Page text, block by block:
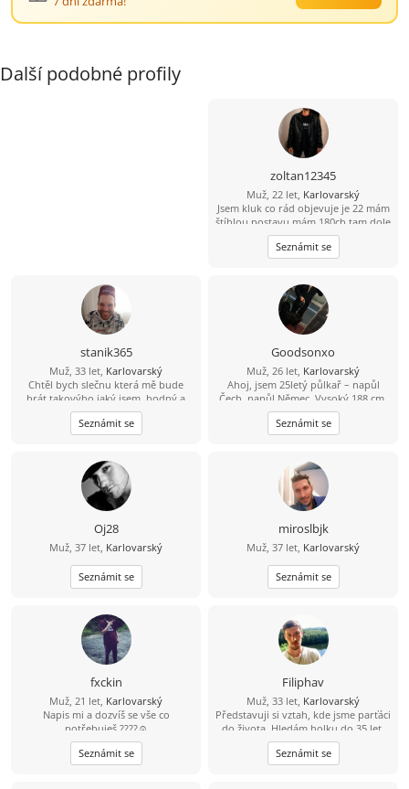
Další podobné profily
zoltan12345
Muž, 22 let, Karlovarský
Jsem kluk co rád objevuje je 22 mám
štíhlou postavu mám 180ch tam dole
to můžeš zjistit Chci ženu citu bude
brát vážně i když mám rád úchylne
správy jsem zadák
Seznámit se
stanik365
Muž, 33 let, Karlovarský
Chtěl bych slečnu která mě bude
brát takovýho jaký jsem, hodný a
romantický a věrný a přátelský, jo a
ještě která by chtěla ještě se mnou
pět dětí.
Seznámit se
Goodsonxo
Muž, 26 let, Karlovarský
Ahoj, jsem 25letý půlkař – napůl
Čech, napůl Němec. Vysoký 188 cm,
86 kg. Rád beru ženu na příjemnou
večeři do restaurace a pak na dezert
domů. Hledám zralé, sympatické
pokud tě to zajímá.
Seznámit se
Oj28
Muž, 37 let, Karlovarský
Seznámit se
miroslbjk
Muž, 37 let, Karlovarský
Seznámit se
fxckin
Muž, 21 let, Karlovarský
Napis mi a dozvíš se vše co
potřebuješ ????☺️
Seznámit se
Filiphav
Muž, 33 let, Karlovarský
Představuji si vztah, kde jsme parťáci
do života. Hledám holku do 35 let,
která nechce jen přežívat, ale má
chuť se mnou plnit sny. Jsem
pracovitý chlap, baví mě tvořit,
Seznámit se